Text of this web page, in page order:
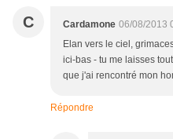
C Cardamone 06/08/2013
Elan vers le ciel,
ici-bas - tu me laisses
que j'ai rencontré mon
Répondre